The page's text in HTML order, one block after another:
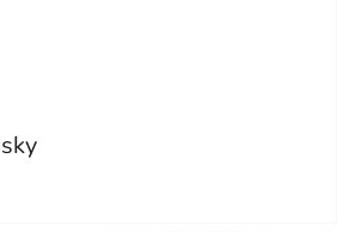
je 4 z 5 hvězdiček.
je 5 z 5 hvězdiček.